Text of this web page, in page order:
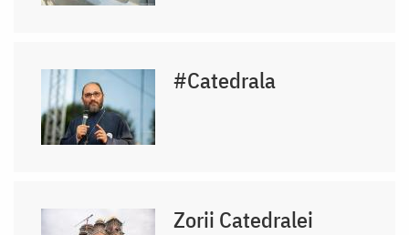
#Catedrala
Zorii Catedralei